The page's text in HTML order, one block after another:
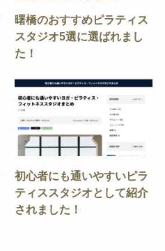
曙橋のおすすめピラティス
スタジオ5選に選ばれまし
た！
初心者にも通いやすいピラ
ティススタジオとして紹介
されました！